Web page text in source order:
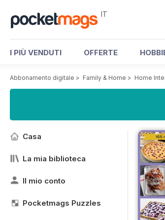
IT
I PIÙ VENDUTI OFFERTE
Abbonamento digitale > Family & Home > Home
Casa
La mia biblioteca
Il mio conto
Pocketmags Puzzles